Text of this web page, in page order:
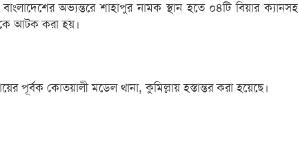
অভ্যন্তরে শাহাপুর নামক স্থান হতে ০৪টি বিয়ার ক্যানসহ
আটক করা হয়।
পূর্বক কোতয়ালী মডেল থানা, কুমিল্লায় হস্তান্তর করা হয়েছে।